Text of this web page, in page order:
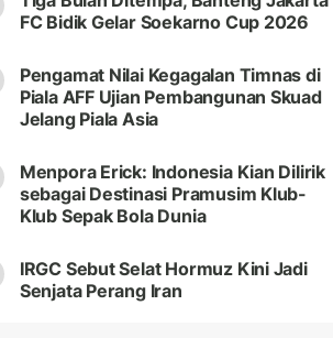
FC Bidik Gelar Soekarno Cup 2026
Pengamat Nilai Kegagalan Timnas di
Piala AFF Ujian Pembangunan Skuad
Jelang Piala Asia
Menpora Erick: Indonesia Kian Dilirik
sebagai Destinasi Pramusim Klub-
Klub Sepak Bola Dunia
IRGC Sebut Selat Hormuz Kini Jadi
Senjata Perang Iran